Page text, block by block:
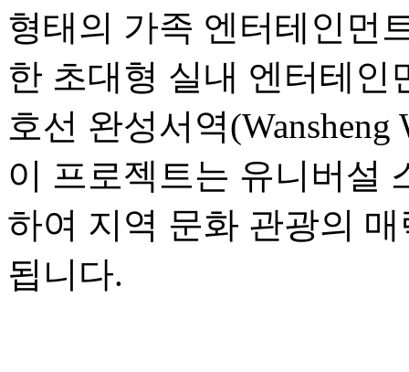
형태의 가족 엔터테인먼
한 초대형 실내 엔터테인
호선 완성서역
이 프로젝트는 유니버설
하여 지역 문화 관광의
됩니다.